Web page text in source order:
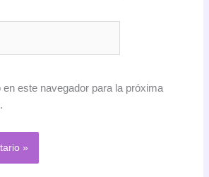
este navegador para la próxima